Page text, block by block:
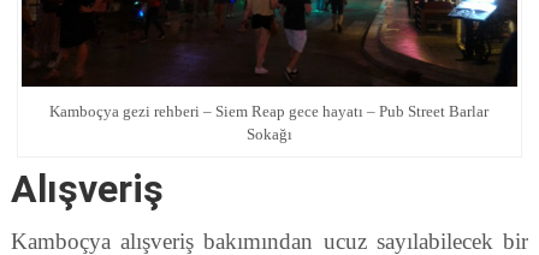
Kamboçya gezi rehberi – Siem Reap gece hayatı – Pub Street Barlar
Sokağı
Alışveriş
Kamboçya alışveriş bakımından ucuz sayılabilecek bir